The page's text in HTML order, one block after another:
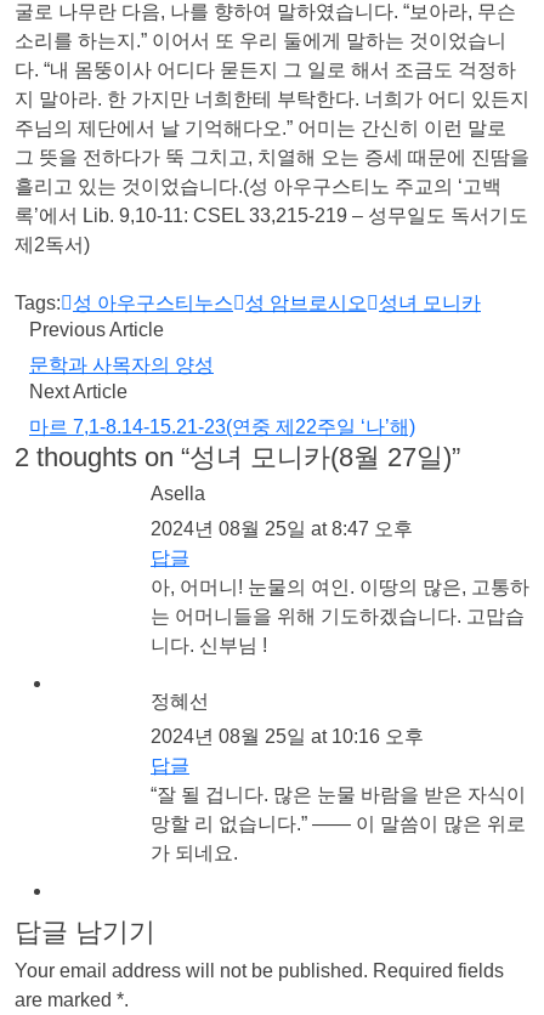
굴로 나무란 다음, 나를 향하여 말하였습니다. “보아라, 무슨
소리를 하는지.” 이어서 또 우리 둘에게 말하는 것이었습니
다. “내 몸뚱이사 어디다 묻든지 그 일로 해서 조금도 걱정하
지 말아라. 한 가지만 너희한테 부탁한다. 너희가 어디 있든지
주님의 제단에서 날 기억해다오.” 어미는 간신히 이런 말로
그 뜻을 전하다가 뚝 그치고, 치열해 오는 증세 때문에 진땀을
흘리고 있는 것이었습니다.(성 아우구스티노 주교의 ‘고백
록’에서 Lib. 9,10-11: CSEL 33,215-219 – 성무일도 독서기도
제2독서)
Tags: 성 아우구스티누스 성 암브로시오
성녀 모니카
Previous Article
문학과 사목자의 양성
Next Article
마르 7,1-8.14-15.21-23(연중 제22주일 ‘나’해)
2 thoughts on “성녀 모니카(8월 27일)”
Asella
2024년 08월 25일 at 8:47 오후
답글
아, 어머니! 눈물의 여인. 이땅의 많은, 고통하
는 어머니들을 위해 기도하겠습니다. 고맙습
니다. 신부님 !
정혜선
2024년 08월 25일 at 10:16 오후
답글
“잘 될 겁니다. 많은 눈물 바람을 받은 자식이
망할 리 없습니다.” —— 이 말씀이 많은 위로
가 되네요.
답글 남기기
Your email address will not be published. Required fields
are marked *.